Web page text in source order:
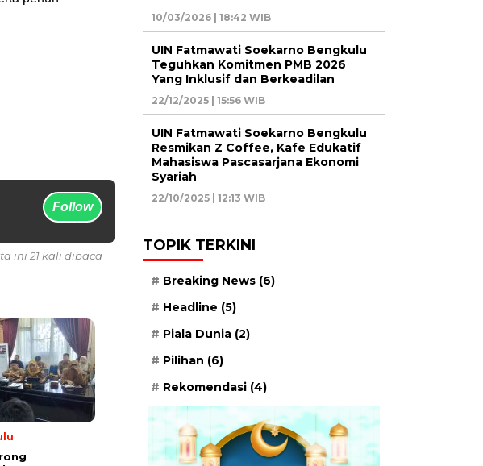
Follow
ini 21 kali dibaca
10/03/2026 | 18:42 WIB
UIN Fatmawati Soekarno Bengkulu
Teguhkan Komitmen PMB 2026
Yang Inklusif dan Berkeadilan
22/12/2025 | 15:56 WIB
UIN Fatmawati Soekarno Bengkulu
Resmikan Z Coffee, Kafe Edukatif
Mahasiswa Pascasarjana Ekonomi
Syariah
22/10/2025 | 12:13 WIB
TOPIK TERKINI
Breaking News (6)
Headline (5)
Piala Dunia (2)
Pilihan (6)
Rekomendasi (4)